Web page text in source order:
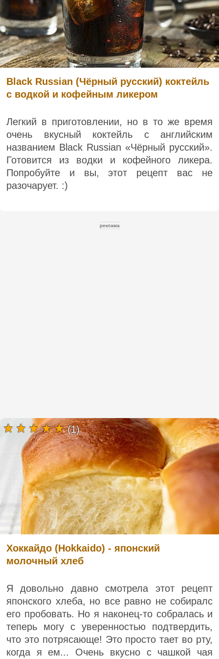
Black Russian (Чёрный русский) коктейль
с водкой и кофейным ликером
Легкий в приготовлении, но в то же время
очень вкусный коктейль с английским
названием Black Russian «Чёрный русский».
Готовится из водки и кофейного ликера.
Попробуйте и вы, этот рецепт вас не
разочарует. :)
реклама
Хоккайдо (Hokkaido) - японский
молочный хлеб
Я довольно давно смотрела этот рецепт
японского хлеба, но все равно не собиралс
его пробовать. Но я наконец-то собралась и
теперь могу с уверенностью подтвердить,
что это потрясающе! Это просто тает во рту,
когда я ем... Очень вкусно с чашкой чая
(1)